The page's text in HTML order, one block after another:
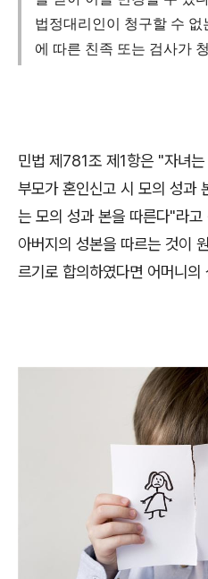
법정대리인이 청구할 수
에 따른 친족 또는 검사가
민법 제 781조 제 1항은 "자녀
부모가 혼인신고 시 모의 성과
는 모의 성과 본을 따른다"라고
아버지의 성본을 따르는 것이
르기로 합의하였다면 어머니